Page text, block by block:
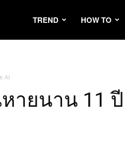
TREND HOW TO
AI
ายนาน 11 ปี